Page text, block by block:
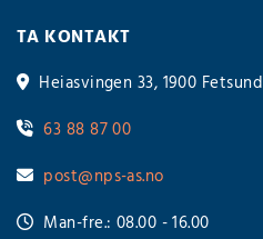
TA KONTAKT
Heiasvingen 33, 1900 Fetsund
 63 88 87 00
 post@nps-as.no
 Man-fre.: 08.00 - 16.00